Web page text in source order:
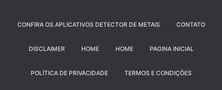
CONFIRA OS APLICATIVOS DETECTOR DE METAIS CONTATO
DISCLAIMER HOME HOME PAGINA INICIAL
POLÍTICA DE PRIVACIDADE TERMOS E CONDIÇÕES